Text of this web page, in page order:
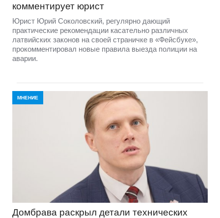
комментирует юрист
Юрист Юрий Соколовский, регулярно дающий
практические рекомендации касательно различных
латвийских законов на своей страничке в «Фейсбуке»,
прокомментировал новые правила выезда полиции на
аварии.
МНЕНИЕ
Домбравa раскрыл детали технических